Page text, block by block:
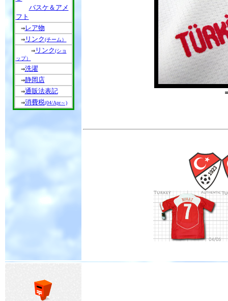
バスケ＆アメ
フト
⇒レア物
⇒リンク(チーム）
⇒リンク(ショ
ップ）
⇒洗濯
⇒静岡店
⇒通販法表記
⇒消費税(04/Apr～)